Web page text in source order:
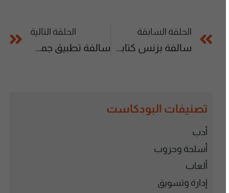
الحلقة السابقة
سالفة بزنس كتابة المحتوى – نَصّ ￼
الحلقة التالية
سالفة تطبيق جمعيّات الادخار – سيركليز
تصنيفات البودكاست
أدب
أسلحة وحروب
ألعاب
إدارة وتسويق